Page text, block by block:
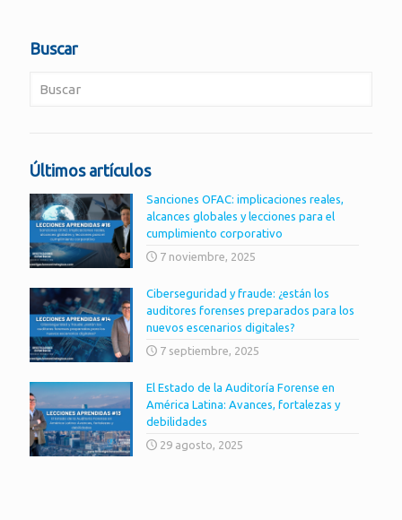
Buscar
Últimos artículos
Sanciones OFAC: implicaciones reales,
alcances globales y lecciones para el
cumplimiento corporativo
7 noviembre, 2025
Ciberseguridad y fraude: ¿están los
auditores forenses preparados para los
nuevos escenarios digitales?
7 septiembre, 2025
El Estado de la Auditoría Forense en
América Latina: Avances, fortalezas y
debilidades
29 agosto, 2025